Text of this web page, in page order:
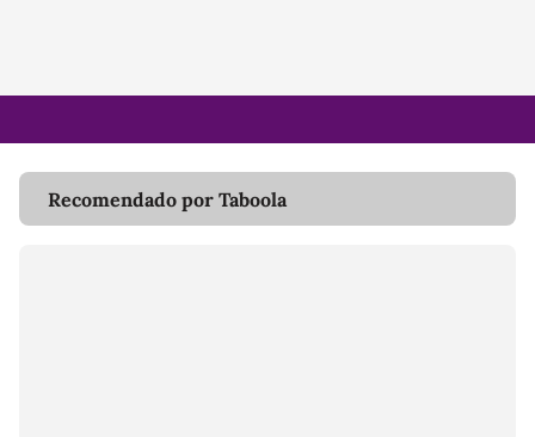
Recomendado por Taboola